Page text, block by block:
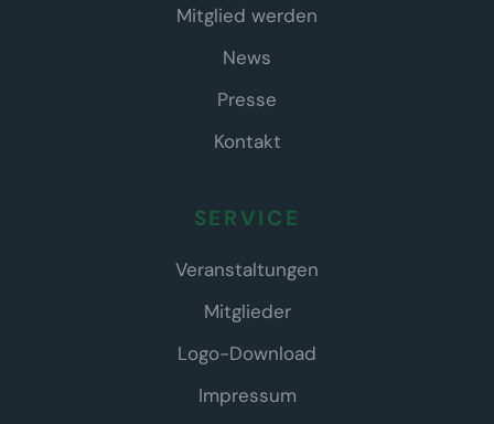
Mitglied werden
News
Presse
Kontakt
SERVICE
Veranstaltungen
Mitglieder
Logo-Download
Impressum